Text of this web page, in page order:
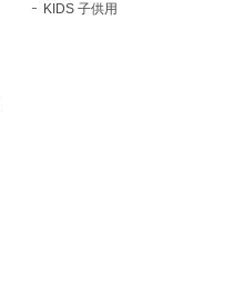
KIDS 子供用